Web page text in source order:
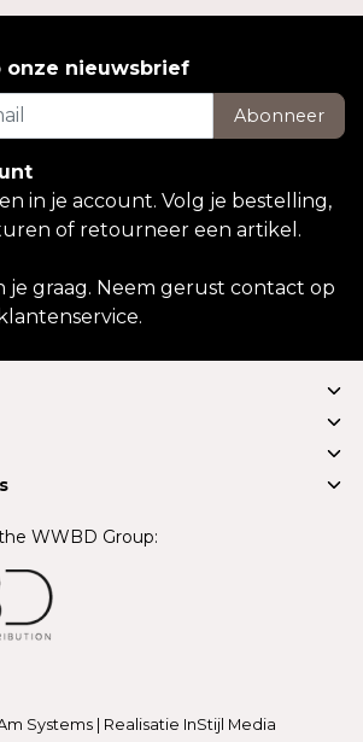
onze nieuwsbrief
Abonneer
in je account. Volg je bestelling,
of retourneer een artikel.
je graag. Neem gerust contact op
WWBD Group:
Systems | Realisatie InStijl Media